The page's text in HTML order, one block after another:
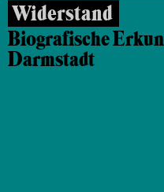
Widerstand
Biografische
Darmstadt